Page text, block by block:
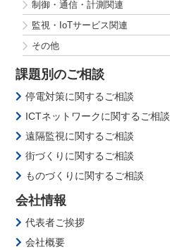
制御・通信・計測関連
監視・IoTサービス関連
その他
課題別のご相談
停電対策に関するご相談
ICTネットワークに関するご相談
遠隔監視に関するご相談
街づくりに関するご相談
ものづくりに関するご相談
会社情報
代表者ご挨拶
会社概要